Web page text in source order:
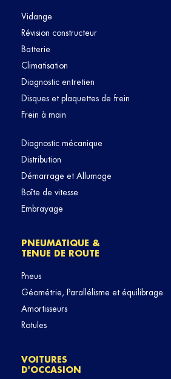
Vidange
Révision constructeur
Batterie
Climatisation
Diagnostic entretien
Disques et plaquettes de frein
Frein à main
Diagnostic mécanique
Distribution
Démarrage et Allumage
Boîte de vitesse
Embrayage
PNEUMATIQUE &
TENUE DE ROUTE
Pneus
Géométrie, Parallélisme et équilibrage
Amortisseurs
Rotules
VOITURES
D'OCCASION